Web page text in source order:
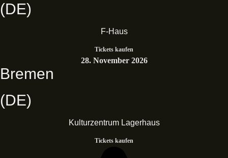
(DE)
F-Haus
Tickets kaufen
28. November 2026
Bremen
(DE)
Kulturzentrum Lagerhaus
Tickets kaufen